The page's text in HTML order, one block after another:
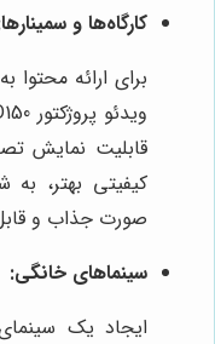
کارگاه‌ها و
برای ارائه محتوا
قابلیت نمایش
کیفیتی بهتر،
صورت جذاب و
سینماهای خانگی:
ایجاد یک سینمای